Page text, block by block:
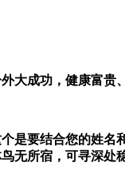
成功，健康富贵
是要结合您的姓
无所宿，可寻深